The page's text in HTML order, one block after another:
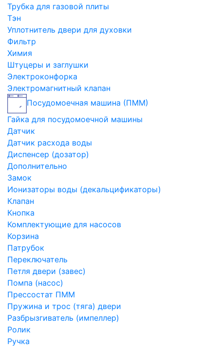
Трубка для газовой плиты
Тэн
Уплотнитель двери для духовки
Фильтр
Химия
Штуцеры и заглушки
Электроконфорка
Электромагнитный клапан
Посудомоечная машина (ПММ)
Гайка для посудомоечной машины
Датчик
Датчик расхода воды
Диспенсер (дозатор)
Дополнительно
Замок
Ионизаторы воды (декальцификаторы)
Клапан
Кнопка
Комплектующие для насосов
Корзина
Патрубок
Переключатель
Петля двери (завес)
Помпа (насос)
Преcсостат ПММ
Пружина и трос (тяга) двери
Разбрызгиватель (импеллер)
Ролик
Ручка